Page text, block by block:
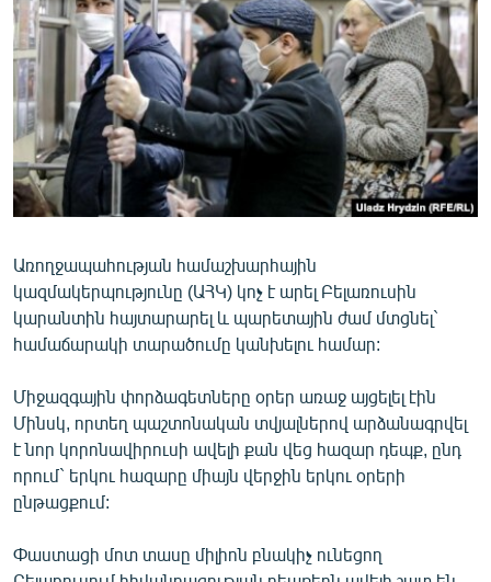
ՄԻՋԱԶԳԱՅԻՆ
ՄՇԱԿՈՒՅԹ
ՍՊՈՐՏ
ՄԵԿՆԱԲԱՆՈՒԹՅՈՒՆ
ՏՏ ԵՒ ԻՆՏԵՐՆԵՏ
ԱՐԽԻՎ
ՏԵՍԱՆՅՈՒԹԵՐ
ԲԱՆԱՎԵՃ
ՓՈԴՔԱՍԹ
Հայերեն
Русский
Առողջապահության համաշխարհային
կազմակերպությունը (ԱՀԿ) կոչ է արել Բելառուսին
կարանտին հայտարարել և պարետային ժամ մտցնել`
համաճարակի տարածումը կանխելու համար:
Միջազգային փորձագետները օրեր առաջ այցելել էին
Մինսկ, որտեղ պաշտոնական տվյալներով արձանագրվել
է նոր կորոնավիրուսի ավելի քան վեց հազար դեպք, ընդ
որում` երկու հազարը միայն վերջին երկու օրերի
ընթացքում:
Փաստացի մոտ տասը միլիոն բնակիչ ունեցող